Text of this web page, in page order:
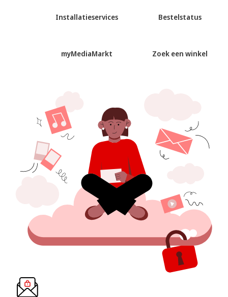
Installatieservices Bestelstatus
myMediaMarkt Zoek een winkel